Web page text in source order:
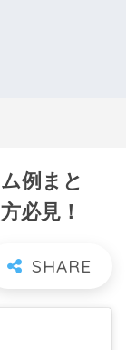
例まと
必見！